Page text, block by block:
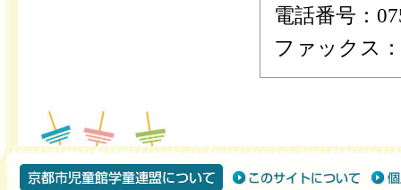
電話番号：
ファックス